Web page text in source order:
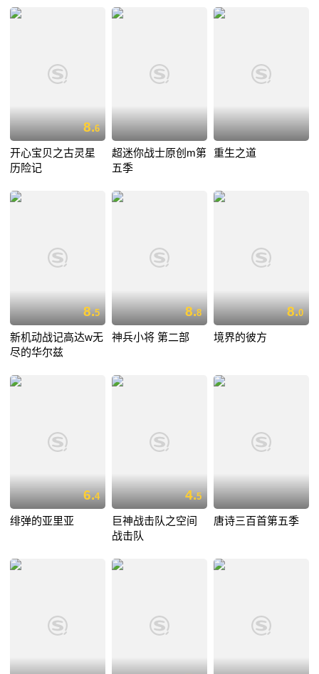
8.6
开心宝贝之古灵星
历险记
超迷你战士原创m第
五季
重生之道
8.5
新机动战记高达w无
尽的华尔兹
8.8
神兵小将 第二部
8.0
境界的彼方
6.4
绯弹的亚里亚
4.5
巨神战击队之空间
战击队
唐诗三百首第五季